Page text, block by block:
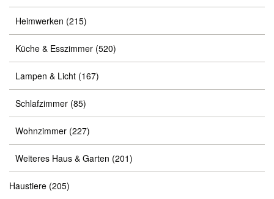
Heimwerken (215)
Küche & Esszimmer (520)
Lampen & Licht (167)
Schlafzimmer (85)
Wohnzimmer (227)
Weiteres Haus & Garten (201)
Haustiere (205)